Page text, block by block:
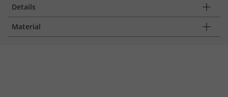
Details
Material